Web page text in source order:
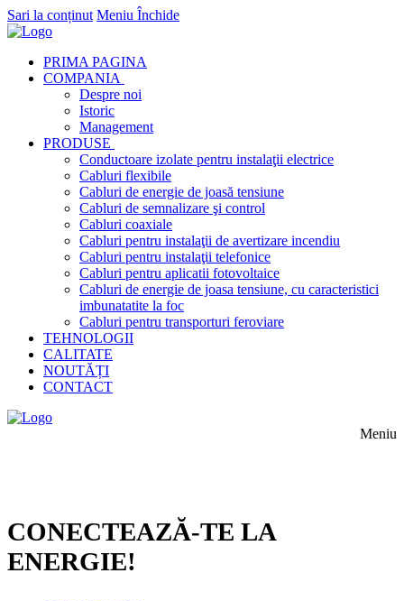
Sari la conținut Meniu Închide
PRIMA PAGINA
COMPANIA
Despre noi
Istoric
Management
PRODUSE
Conductoare izolate pentru instalaţii electrice
Cabluri flexibile
Cabluri de energie de joasă tensiune
Cabluri de semnalizare şi control
Cabluri coaxiale
Cabluri pentru instalaţii de avertizare incendiu
Cabluri pentru instalaţii telefonice
Cabluri pentru aplicatii fotovoltaice
Cabluri de energie de joasa tensiune, cu caracteristici
imbunatatite la foc
Cabluri pentru transporturi feroviare
TEHNOLOGII
CALITATE
NOUTĂȚI
CONTACT
Meniu
CONECTEAZĂ-TE LA
ENERGIE!